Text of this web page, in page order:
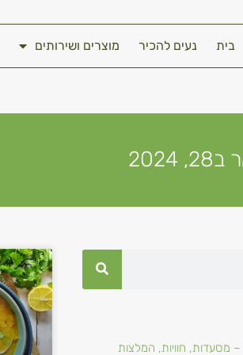
בית נעים להכיר מוצרים ושירותים
2024
מסעדות, חוויות, המלצות